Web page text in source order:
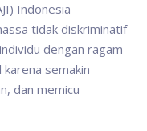
Indonesia
tidak diskriminatif
dengan ragam
semakin
dan memicu